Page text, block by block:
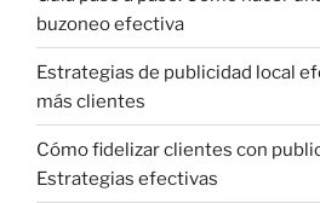
buzoneo efectiva
Estrategias de publicidad local
más clientes
Cómo fidelizar clientes con
Estrategias efectivas